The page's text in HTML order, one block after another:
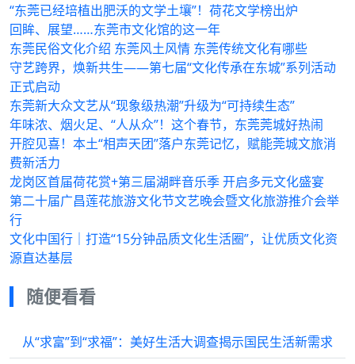
“东莞已经培植出肥沃的文学土壤”！荷花文学榜出炉
回眸、展望……东莞市文化馆的这一年
东莞民俗文化介绍 东莞风土风情 东莞传统文化有哪些
守艺跨界，焕新共生——第七届“文化传承在东城”系列活动
正式启动
东莞新大众文艺从“现象级热潮”升级为“可持续生态”
年味浓、烟火足、“人从众”！这个春节，东莞莞城好热闹
开腔见喜！本土“相声天团”落户东莞记忆，赋能莞城文旅消
费新活力
龙岗区首届荷花赏+第三届湖畔音乐季 开启多元文化盛宴
第二十届广昌莲花旅游文化节文艺晚会暨文化旅游推介会举
行
文化中国行｜打造“15分钟品质文化生活圈”，让优质文化资
源直达基层
随便看看
从“求富”到“求福”：美好生活大调查揭示国民生活新需求